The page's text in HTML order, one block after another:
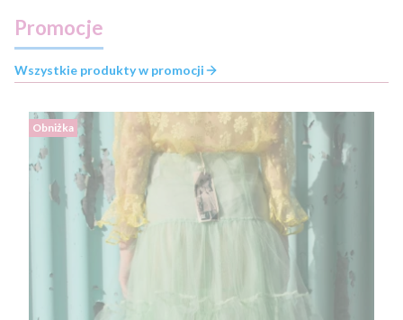
Promocje
Wszystkie produkty w promocji
Obniżka